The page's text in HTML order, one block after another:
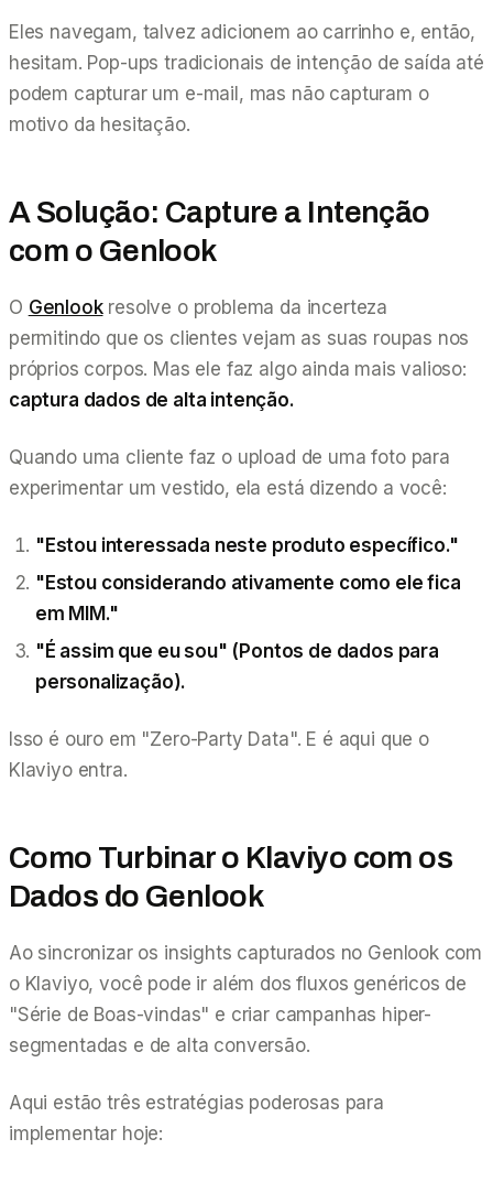
Eles navegam, talvez adicionem ao carrinho e, então,
hesitam. Pop-ups tradicionais de intenção de saída até
podem capturar um e-mail, mas não capturam o
motivoda hesitação.
A Solução: Capture a Intenção
com o Genlook
O Genlookresolve o problema da incerteza
permitindo que os clientes vejam as suas roupas nos
próprios corpos. Mas ele faz algo ainda mais valioso:
captura dados de alta intenção.
Quando uma cliente faz o upload de uma foto para
experimentar um vestido, ela está dizendo a você:
"Estou interessada neste produto específico."
"Estou considerando ativamente como ele fica
em MIM."
"É assim que eu sou" (Pontos de dados para
personalização).
Isso é ouro em "Zero-Party Data". E é aqui que o
Klaviyo entra.
Como Turbinar o Klaviyo com os
Dados do Genlook
Ao sincronizar os insights capturados no Genlook com
o Klaviyo, você pode ir além dos fluxos genéricos de
"Série de Boas-vindas" e criar campanhas hiper-
segmentadas e de alta conversão.
Aqui estão três estratégias poderosas para
implementar hoje: